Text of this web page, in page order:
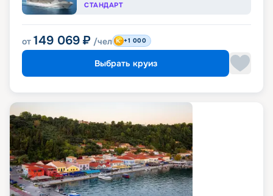
СТАНДАРТ
от 149 069 ₽ /чел +1 000
Выбрать круиз